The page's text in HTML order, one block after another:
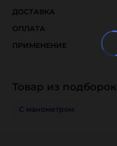
ДОСТАВКА
ОПЛАТА
ПРИМЕНЕНИЕ
Товар из подборок
С манометром